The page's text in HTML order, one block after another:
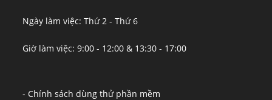
Ngày làm việc: Thứ 2 - Thứ 6
Giờ làm việc: 9:00 - 12:00 & 13:30 - 17:00
- Chính sách dùng thử phần mềm